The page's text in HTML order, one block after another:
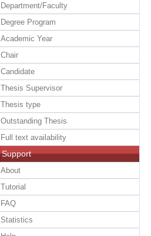
Department/Faculty
Degree Program
Academic Year
Chair
Candidate
Thesis Supervisor
Thesis type
Outstanding Thesis
Full text availability
Support
About
Tutorial
FAQ
Statistics